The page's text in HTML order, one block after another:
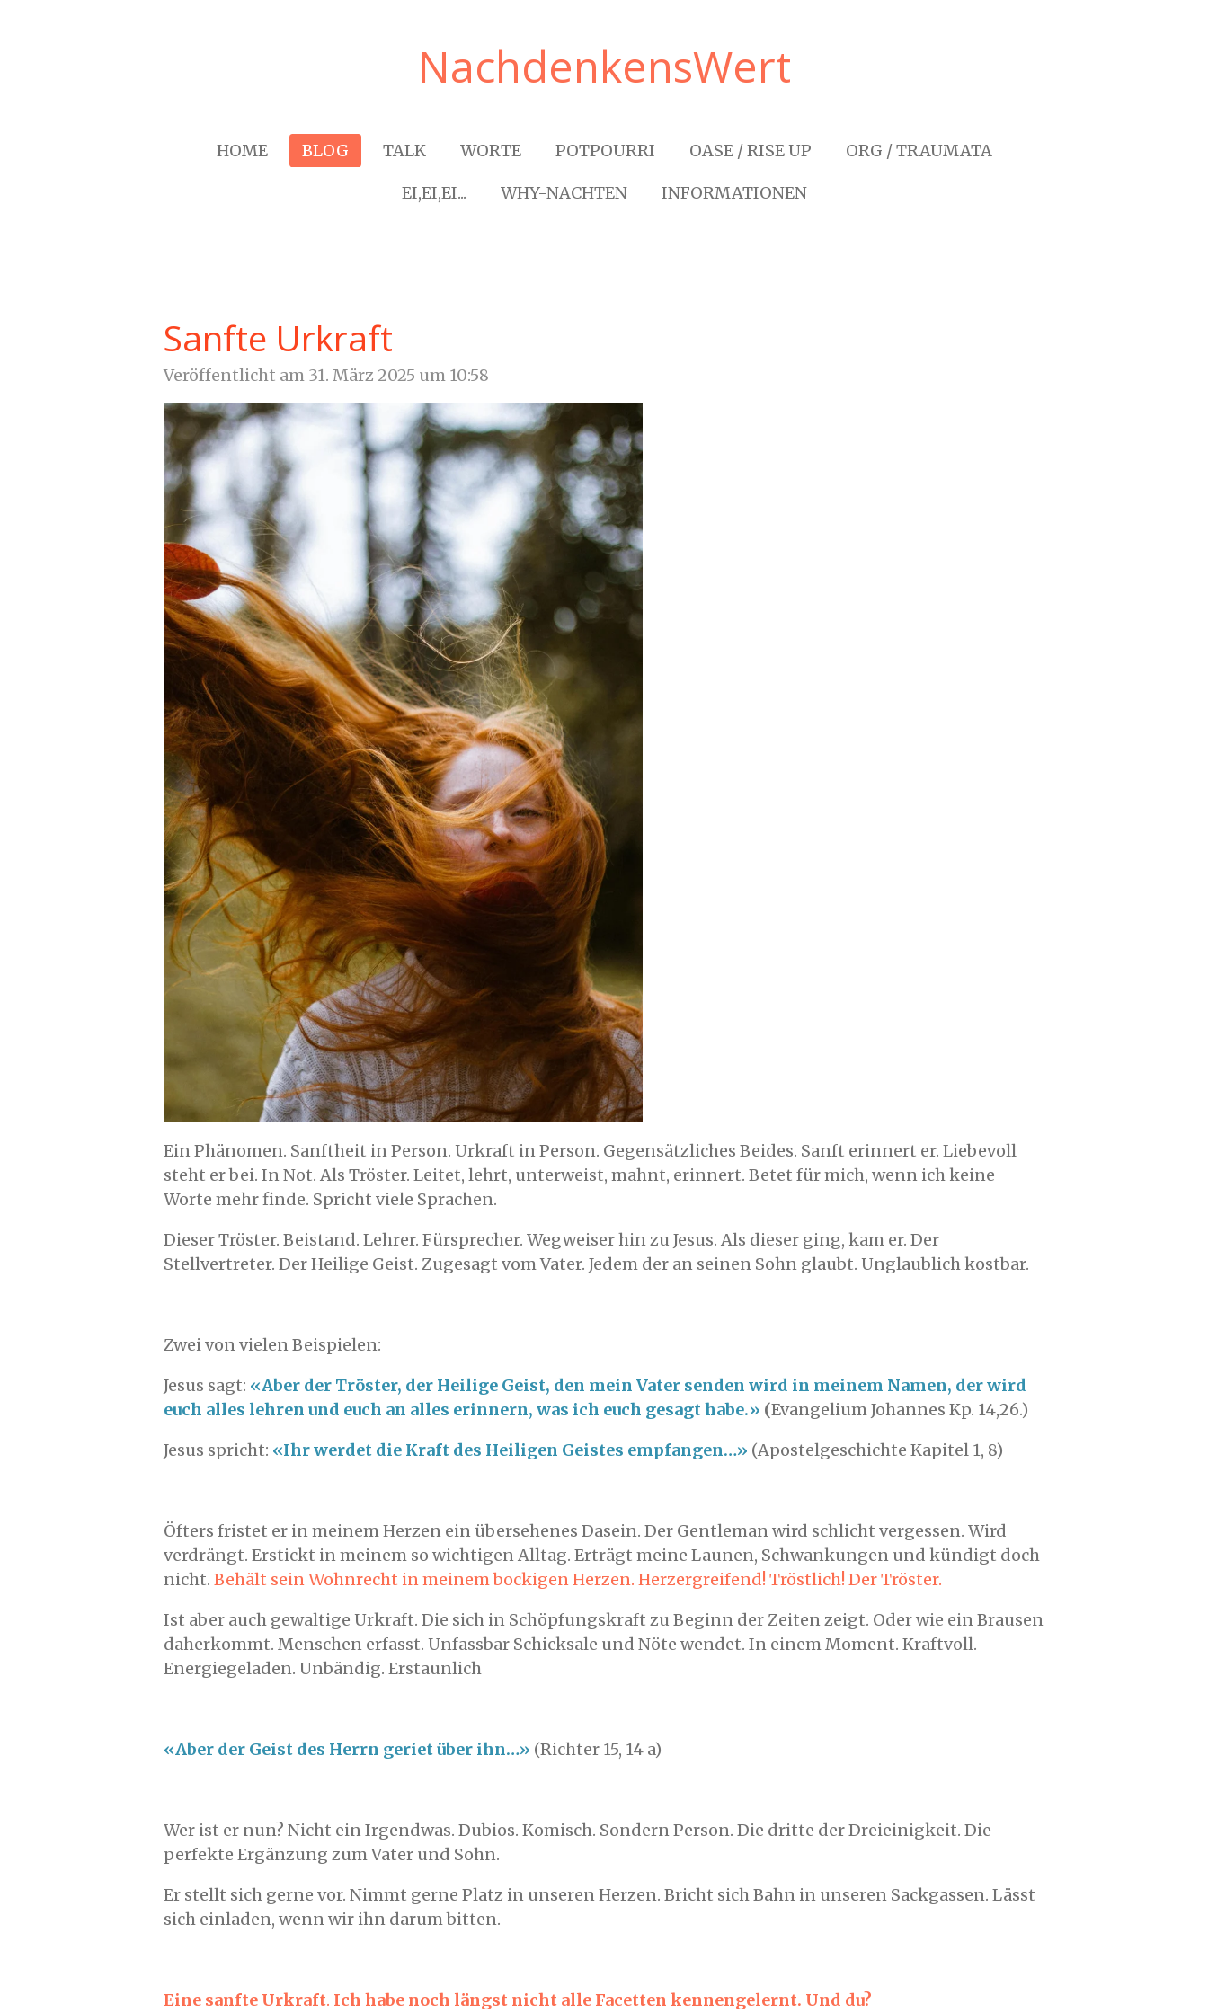
NachdenkensWert
HOME BLOG TALK WORTE POTPOURRI OASE / RISE UP ORG / TRAUMATA
EI,EI,EI... WHY-NACHTEN INFORMATIONEN
Sanfte Urkraft
Veröffentlicht am 31. März 2025 um 10:58
Ein Phänomen. Sanftheit in Person. Urkraft in Person. Gegensätzliches Beides. Sanft erinnert er. Liebevoll
steht er bei. In Not. Als Tröster. Leitet, lehrt, unterweist, mahnt, erinnert. Betet für mich, wenn ich keine
Worte mehr finde. Spricht viele Sprachen.
Dieser Tröster. Beistand. Lehrer. Fürsprecher. Wegweiser hin zu Jesus. Als dieser ging, kam er. Der
Stellvertreter. Der Heilige Geist. Zugesagt vom Vater. Jedem der an seinen Sohn glaubt. Unglaublich kostbar.
Zwei von vielen Beispielen:
Jesus sagt: «Aber der Tröster, der Heilige Geist, den mein Vater senden wird in meinem Namen, der wird
euch alles lehren und euch an alles erinnern, was ich euch gesagt habe.» (Evangelium Johannes Kp. 14,26.)
Jesus spricht: «Ihr werdet die Kraft des Heiligen Geistes empfangen…» (Apostelgeschichte Kapitel 1, 8)
Öfters fristet er in meinem Herzen ein übersehenes Dasein. Der Gentleman wird schlicht vergessen. Wird
verdrängt. Erstickt in meinem so wichtigen Alltag. Erträgt meine Launen, Schwankungen und kündigt doch
nicht. Behält sein Wohnrecht in meinem bockigen Herzen. Herzergreifend! Tröstlich! Der Tröster.
Ist aber auch gewaltige Urkraft. Die sich in Schöpfungskraft zu Beginn der Zeiten zeigt. Oder wie ein Brausen
daherkommt. Menschen erfasst. Unfassbar Schicksale und Nöte wendet. In einem Moment. Kraftvoll.
Energiegeladen. Unbändig. Erstaunlich
«Aber der Geist des Herrn geriet über ihn…» (Richter 15, 14 a)
Wer ist er nun? Nicht ein Irgendwas. Dubios. Komisch. Sondern Person. Die dritte der Dreieinigkeit. Die
perfekte Ergänzung zum Vater und Sohn.
Er stellt sich gerne vor. Nimmt gerne Platz in unseren Herzen. Bricht sich Bahn in unseren Sackgassen. Lässt
sich einladen, wenn wir ihn darum bitten.
Eine sanfte Urkraft. Ich habe noch längst nicht alle Facetten kennengelernt. Und du?